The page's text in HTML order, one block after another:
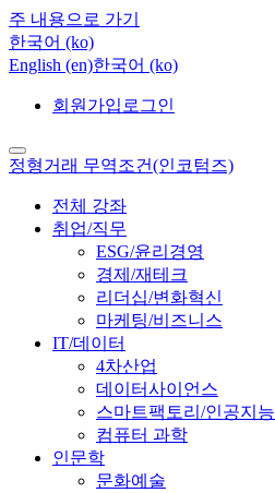
주 내용으로 가기
한국어 ‎(ko)‎
English ‎(en)‎한국어 ‎(ko)‎
회원가입 로그인
정형거래 무역조건(인코텀즈)
전체 강좌
취업/직무
ESG/윤리경영
경제/재테크
리더십/변화혁신
마케팅/비즈니스
IT/데이터
4차산업
데이터사이언스
스마트팩토리/인공지능
컴퓨터 과학
인문학
문화예술